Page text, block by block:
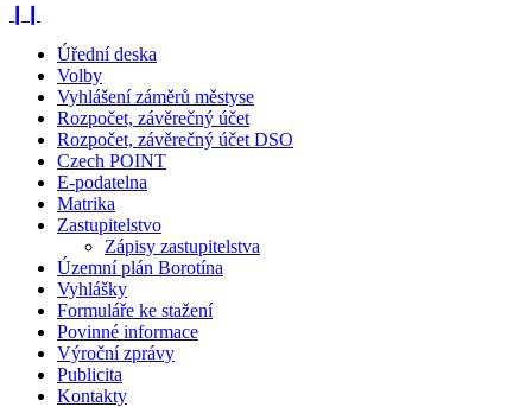
Úřední deska
Volby
Vyhlášení záměrů městyse
Rozpočet, závěrečný účet
Rozpočet, závěrečný účet DSO
Czech POINT
E-podatelna
Matrika
Zastupitelstvo
Zápisy zastupitelstva
Územní plán Borotína
Vyhlášky
Formuláře ke stažení
Povinné informace
Výroční zprávy
Publicita
Kontakty